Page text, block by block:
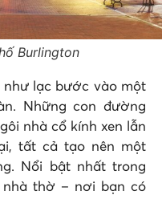
Burlington
như lạc bước vào một
Những con đường
nhà cổ kính xen lẫn
tất cả tạo nên một
Nổi bật nhất trong
nhà thờ – nơi bạn có